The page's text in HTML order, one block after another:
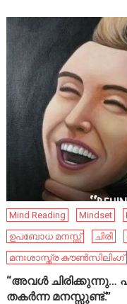
Mind Reading Mindset
ഉപബോധ മനസ്സ്
ചിരി
മനഃശാസ്ത്ര കൗൺസിലിംഗ്
“അവൾ ചിരിക്കുന്നു…
തകർന്ന മനസ്സുണ്ട്.”